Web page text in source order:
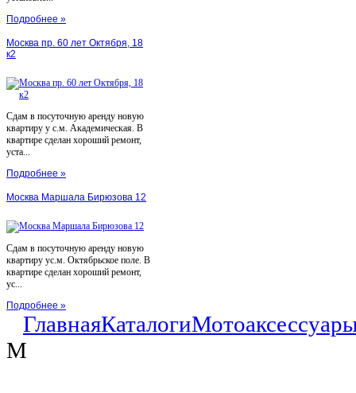
Подробнее »
Москва пр. 60 лет Октября, 18
к2
Сдам в посуточную аренду новую
квартиру у с.м. Академическая. В
квартире сделан хороший ремонт,
уста...
Подробнее »
Москва Маршала Бирюзова 12
Сдам в посуточную аренду новую
квартиру ус.м. Октябрьское поле. В
квартире сделан хороший ремонт,
ус...
Подробнее »
ГлавнаяКаталоги
M